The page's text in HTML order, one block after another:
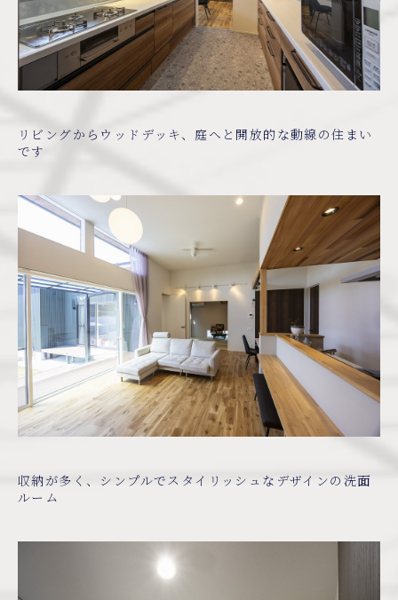
リビングからウッドデッキ、庭へと開放的な動線の住まい
です
収納が多く、シンプルでスタイリッシュなデザインの洗面
ルーム